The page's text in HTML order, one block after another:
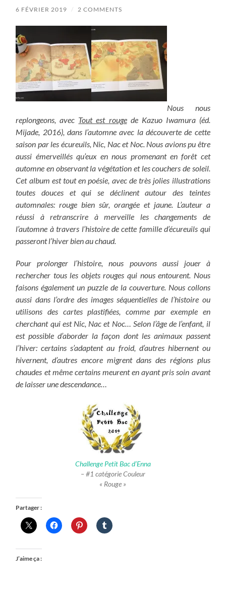
6 FÉVRIER 2019 / 2 COMMENTS
Nous nous
replongeons, avec Tout est rougede Kazuo Iwamura (éd.
Mijade, 2016), dans l’automne avec la découverte de cette
saison par les écureuils, Nic, Nac et Noc. Nous avions pu être
aussi émerveillés qu’eux en nous promenant en forêt cet
automne en observant la végétation et les couchers de soleil.
Cet album est tout en poésie, avec de très jolies illustrations
toutes douces et qui se déclinent autour des teintes
automnales: rouge bien sûr, orangée et jaune. L’auteur a
réussi à retranscrire à merveille les changements de
l’automne à travers l’histoire de cette famille d’écureuils qui
passeront l’hiver bien au chaud.
Pour prolonger l’histoire, nous pouvons aussi jouer à
rechercher tous les objets rouges qui nous entourent. Nous
faisons également un puzzle de la couverture. Nous collons
aussi dans l’ordre des images séquentielles de l’histoire ou
utilisons des cartes plastifiées, comme par exemple en
cherchant qui est Nic, Nac et Noc… Selon l’âge de l’enfant, il
est possible d’aborder la façon dont les animaux passent
l’hiver: certains s’adaptent au froid, d’autres hibernent ou
hivernent, d’autres encore migrent dans des régions plus
chaudes et même certains meurent en ayant pris soin avant
de laisser une descendance…
Challenge Petit Bac d’Enna
– #1 catégorie Couleur
« Rouge »
Partager :
J’aime ça :